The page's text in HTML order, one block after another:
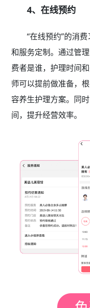
4、在线预约
“在线预约”的消
和服务定制。通过管
费者是谁，护理时间
师可以提前做准备，
容养生护理方案。同
间，提升经营效率。